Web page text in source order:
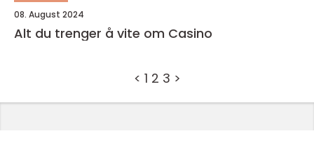
08. August 2024
Alt du trenger å vite om Casino
< 1 2 3 >